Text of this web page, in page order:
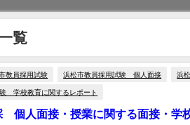
覧
教員採用試験 浜松市教員採用試験 個人面接 浜
学校教育に関するレポート
個人面接・授業に関する面接・学